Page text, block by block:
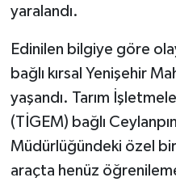
yaralandı.
Edinilen bilgiye göre
bağlı kırsal Yenişehir
yaşandı. Tarım
(TİGEM) bağlı
Müdürlüğündeki özel
araçta henüz